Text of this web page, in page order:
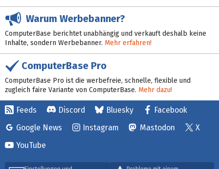
Warum Werbebanner?
ComputerBase berichtet unabhängig und verkauft deshalb keine
Inhalte, sondern Werbebanner. Mehr erfahren!
ComputerBase Pro
ComputerBase Pro ist die werbefreie, schnelle, flexible und
zugleich faire Variante von ComputerBase. Mehr dazu!
Feeds Discord Bluesky
Facebook
Google News
Instagram Mastodon
X
YouTube